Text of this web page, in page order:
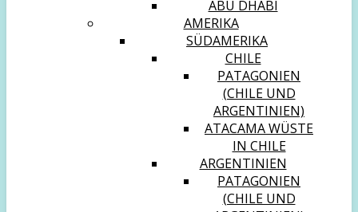
ABU DHABI
AMERIKA
SÜDAMERIKA
CHILE
PATAGONIEN
(CHILE UND
ARGENTINIEN)
ATACAMA WÜSTE
IN CHILE
ARGENTINIEN
PATAGONIEN
(CHILE UND